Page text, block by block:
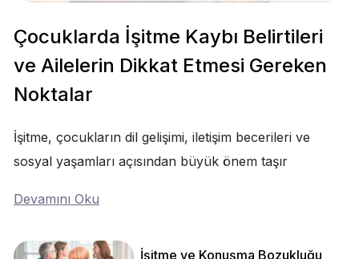
Çocuklarda İşitme Kaybı Belirtileri
ve Ailelerin Dikkat Etmesi Gereken
Noktalar
İşitme, çocukların dil gelişimi, iletişim becerileri ve
sosyal yaşamları açısından büyük önem taşır
Devamını Oku
İşitme ve Konuşma Bozukluğu